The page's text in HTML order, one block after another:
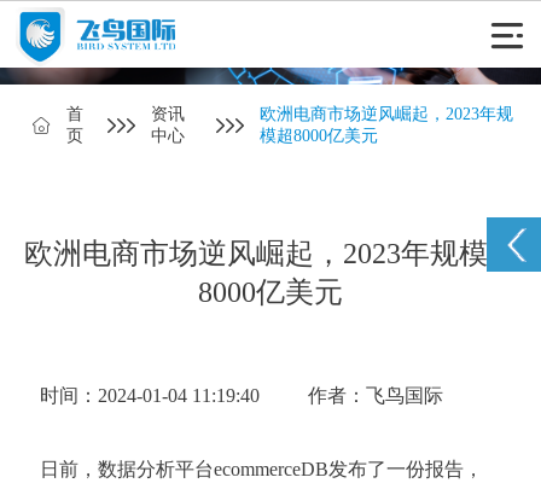
首
页
资讯
中心
欧洲电商市场逆风崛起，2023年规
模超8000亿美元
欧洲电商市场逆风崛起，2023年规模超
8000亿美元
时间：2024-01-04 11:19:40 作者：飞鸟国际
日前，数据分析平台ecommerceDB发布了一份报告，